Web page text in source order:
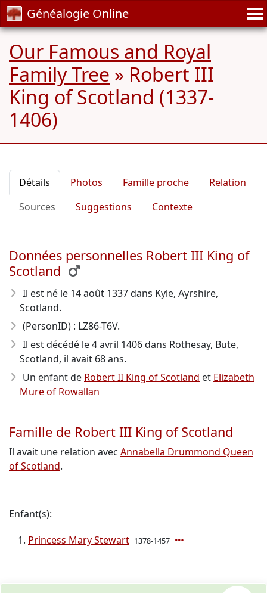
Généalogie Online
Our Famous and Royal
Family Tree » Robert III
King of Scotland (1337-
1406)
Détails Photos Famille proche
Relation
Sources
Suggestions Contexte
Données personnelles Robert III King of
Scotland
Il est né le 14 août 1337dans Kyle, Ayrshire,
Scotland.
(PersonID) : LZ86-T6V.
Il est décédé le 4 avril 1406dans Rothesay, Bute,
Scotland, il avait 68 ans.
Un enfant de Robert II King of Scotland et Elizabeth
Mure of Rowallan
Famille de Robert III King of Scotland
Il avait une relation avec Annabella Drummond Queen
of Scotland.
Enfant(s):
Princess Mary Stewart 1378-1457